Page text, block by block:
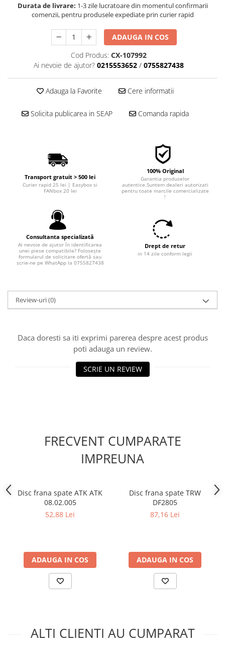
Intretinere moto
Intretinere barci
Recipiente si pulverizatoare
► Filtre auto
■ Filtre aer
■ Filtre hidraulice
■ Filtre uscator
■ Filtre aditivi
■ Filtre epurator
■ Filtre agent racire
► Piese auto
Filtre
Filtre aditivi
Accesorii filtre
Filtre ulei
Filtre combustibil
Saboti frana
Suport etrier
Kit distributie
Kit lant distributie
Curea distributie
Curea transmisie
Durata de livrare: 1-3 zile lucratoare din momentul confirmarii
comenzii, pentru produsele expediate prin curier rapid
ADAUGA IN COS
Cod Produs: CX-107992
Ai nevoie de ajutor? 0215553652 / 0755827438
Adauga la Favorite Cere informatii
Solicita publicarea in SEAP Comanda rapida
Transport gratuit > 500 lei
Curier rapid 25 lei | Easybox si
FANbox 20 lei
100% Original
Garantia produselor
autentice.Suntem dealeri autorizati
pentru toate marcile comercializate
!
Consultanta specializată
Ai nevoie de ajutor în identificarea
unei piese compatibile? Folosește
formularul de solicitare ofertă sau
scrie-ne pe WhatApp la 0755827438
Drept de retur
in 14 zile conform legii
Review-uri(0)
Daca doresti sa iti exprimi parerea despre acest produs
poti adauga un review.
SCRIE UN REVIEW
FRECVENT CUMPARATE
IMPREUNA
Disc frana spate ATK ATK
08.02.005
52,88 Lei
ADAUGA IN COS
Disc frana spate TRW
DF2805
87,16 Lei
ADAUGA IN COS
ALTI CLIENTI AU CUMPARAT